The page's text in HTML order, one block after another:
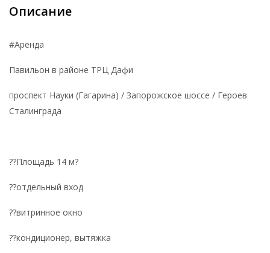
Описание
#Аренда
Павильон в районе ТРЦ Дафи
проспект Науки (Гагарина) / Запорожское шоссе / Героев
Сталинграда
??Площадь 14 м?
??отдельный вход
??витринное окно
??кондиционер, вытяжка